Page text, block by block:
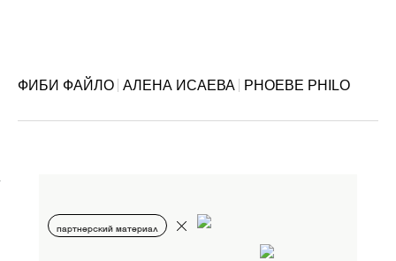
ФИБИ ФАЙЛО АЛЕНА ИСАЕВА PHOEBE PHILO
партнерский материал